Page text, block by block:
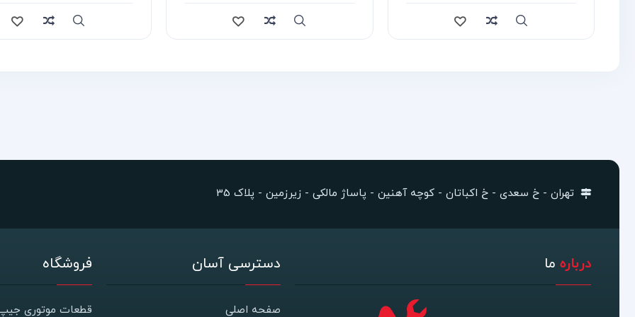
Compare
Compare
Compare
تهران - خ سعدی - خ اکباتان - کوچه آهنین - پاساژ مالکی - زیرزمین - پلاک 35
درباره ما دسترسی آسان
صفحه اصلی
فروشگاه
قطعات موتوری